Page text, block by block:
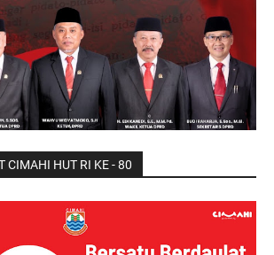
CIMAHI HUT RI KE - 80